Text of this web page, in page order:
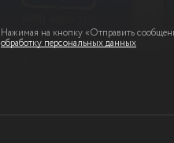
Нажимая на кнопку «Отправить
обработку персональных данных